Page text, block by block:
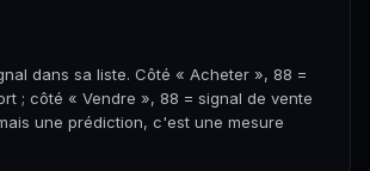
dans sa liste. Côté « Acheter », 88 =
; côté « Vendre », 88 = signal de vente
une prédiction, c'est une mesure